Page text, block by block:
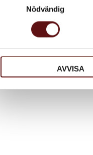
Nödvändig
AVVISA
Tea Pot Burk,
Plåtburk 100gr
85
Lägg till i favoriter KÖP